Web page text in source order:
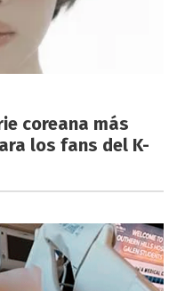
coreana más
los fans del K-